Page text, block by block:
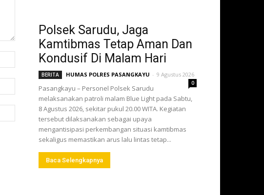
Polsek Sarudu, Jaga
Kamtibmas Tetap Aman Dan
Kondusif Di Malam Hari
BERITA HUMAS POLRES PASANGKAYU - 9 Agustus 2026
0
Pasangkayu – Personel Polsek Sarudu
melaksanakan patroli malam Blue Light pada Sabtu,
8 Agustus 2026, sekitar pukul 20.00 WITA. Kegiatan
tersebut dilaksanakan sebagai upaya
mengantisipasi perkembangan situasi kamtibmas
sekaligus memastikan arus lalu lintas tetap...
Baca Selengkapnya